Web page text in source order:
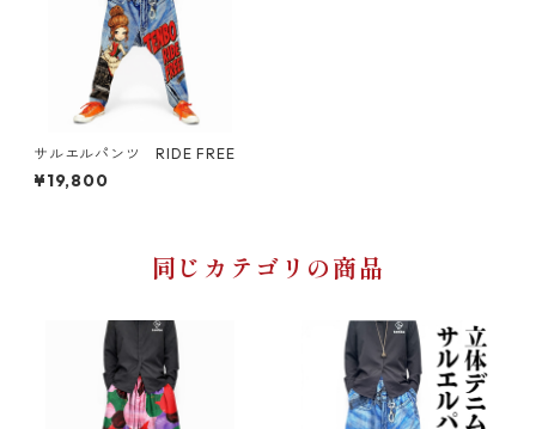
サルエルパンツ RIDE FREE
¥19,800
同じカテゴリの商品